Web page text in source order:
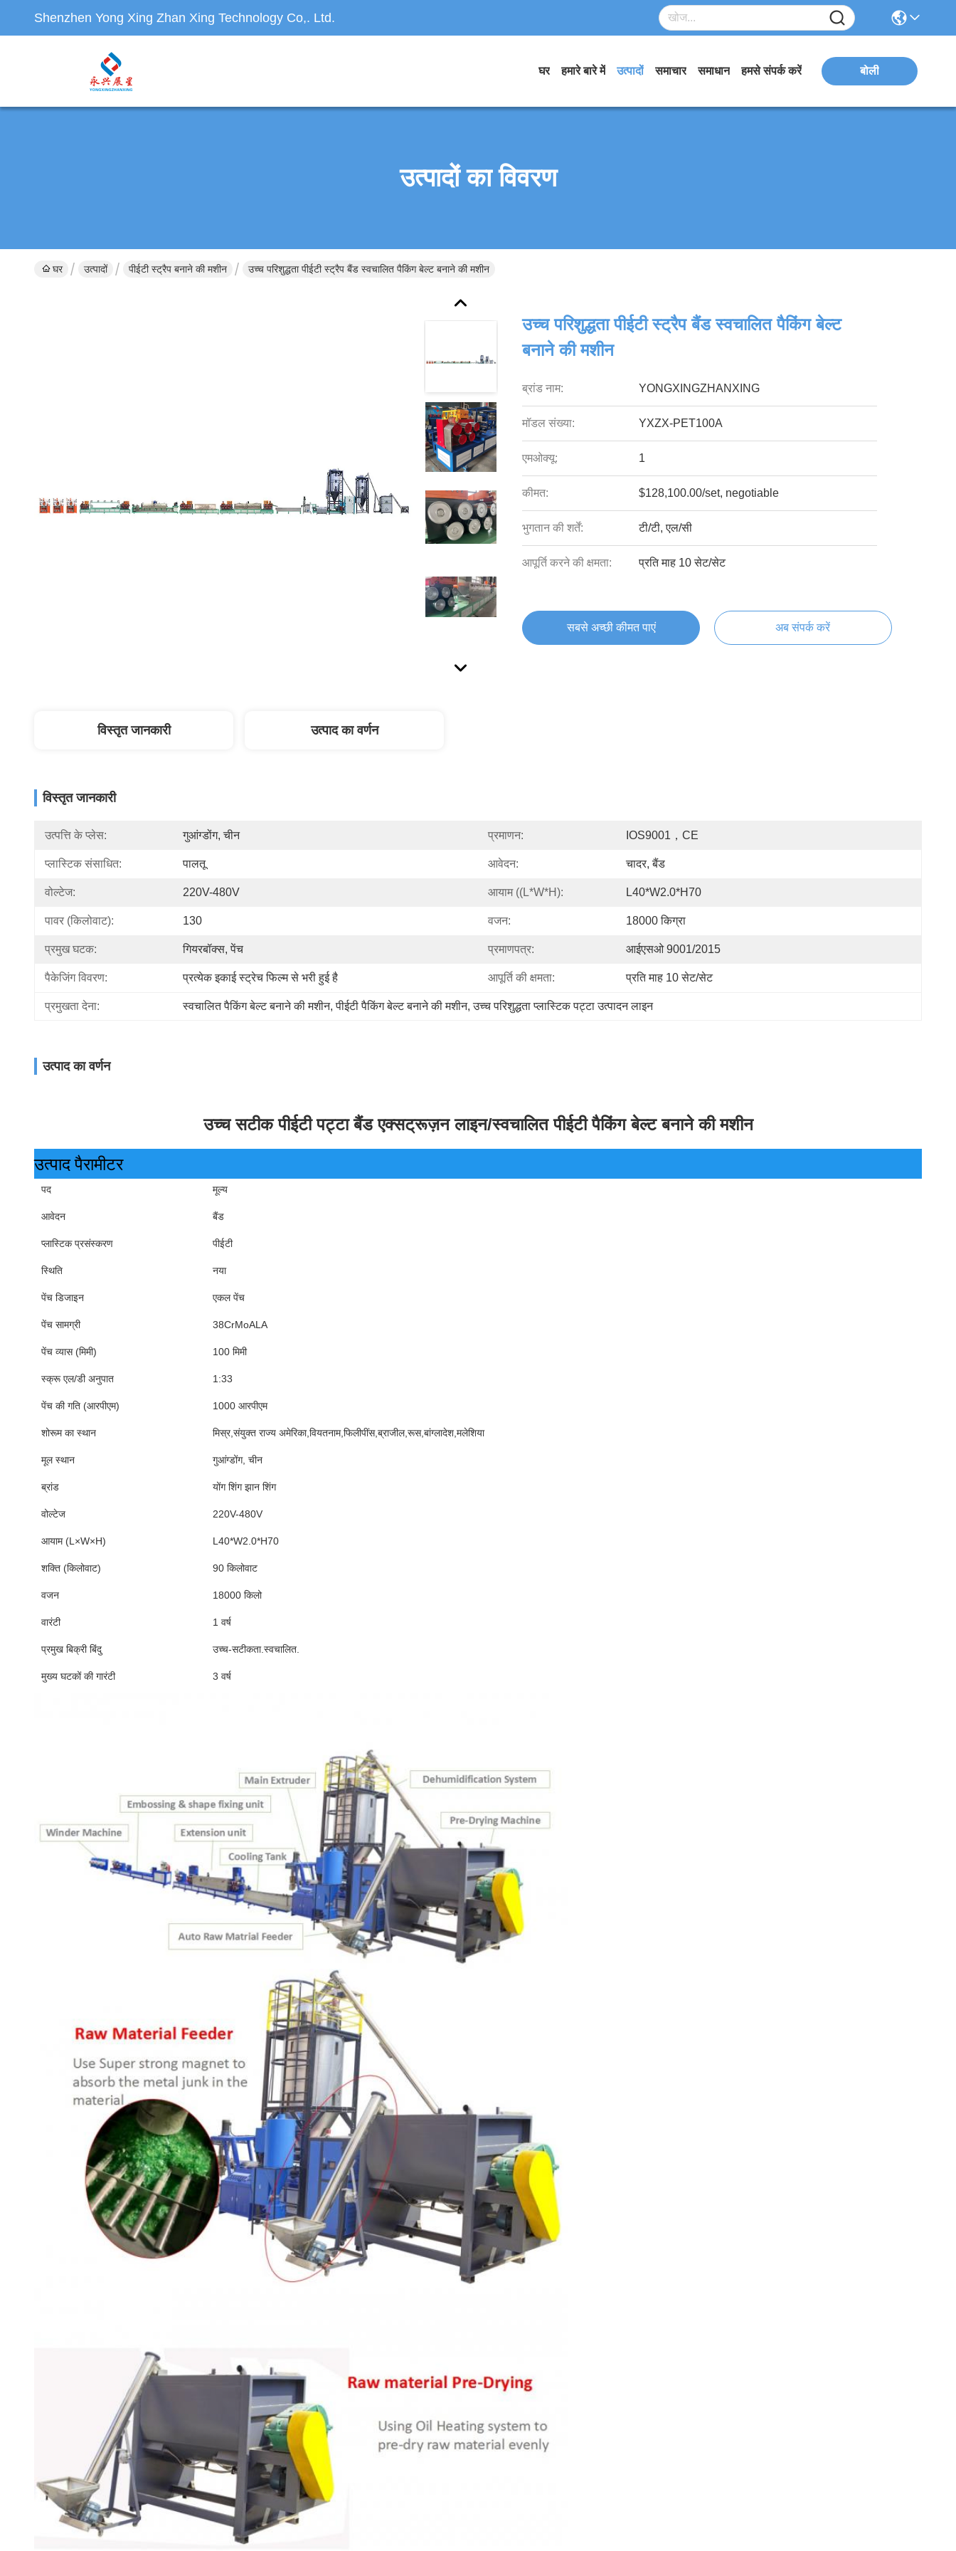
Shenzhen Yong Xing Zhan Xing Technology Co,. Ltd.
घर हमारे बारे में उत्पादों समाचार समाधान हमसे संपर्क करें बोली
उत्पादों का विवरण
घर उत्पादों पीईटी स्ट्रैप बनाने की मशीन उच्च परिशुद्धता पीईटी स्ट्रैप बैंड स्वचालित पैकिंग बेल्ट बनाने की मशीन
उच्च परिशुद्धता पीईटी स्ट्रैप बैंड स्वचालित पैकिंग बेल्ट
बनाने की मशीन
ब्रांड नाम: YONGXINGZHANXING
मॉडल संख्या: YXZX-PET100A
एमओक्यू: 1
कीमत: $128,100.00/set, negotiable
भुगतान की शर्तें: टी/टी, एल/सी
आपूर्ति करने की क्षमता: प्रति माह 10 सेट/सेट
सबसे अच्छी कीमत पाएं अब संपर्क करें
विस्तृत जानकारी उत्पाद का वर्णन
विस्तृत जानकारी
उत्पत्ति के प्लेस: गुआंग्डोंग, चीन प्रमाणन: IOS9001，CE
प्लास्टिक संसाधित: पालतू आवेदन: चादर, बैंड
वोल्टेज: 220V-480V आयाम ((L*W*H): L40*W2.0*H70
पावर (किलोवाट): 130 वजन: 18000 किग्रा
प्रमुख घटक: गियरबॉक्स, पेंच प्रमाणपत्र: आईएसओ 9001/2015
पैकेजिंग विवरण: प्रत्येक इकाई स्ट्रेच फिल्म से भरी हुई है आपूर्ति की क्षमता: प्रति माह 10 सेट/सेट
प्रमुखता देना: स्वचालित पैकिंग बेल्ट बनाने की मशीन, पीईटी पैकिंग बेल्ट बनाने की मशीन, उच्च परिशुद्धता प्लास्टिक पट्टा उत्पादन लाइन
उत्पाद का वर्णन
उच्च सटीक पीईटी पट्टा बैंड एक्सट्रूज़न लाइन/स्वचालित पीईटी पैकिंग बेल्ट बनाने की मशीन
उत्पाद पैरामीटर
पद मूल्य
आवेदन बैंड
प्लास्टिक प्रसंस्करण पीईटी
स्थिति नया
पेंच डिजाइन एकल पेंच
पेंच सामग्री 38CrMoALA
पेंच व्यास (मिमी) 100 मिमी
स्क्रू एल/डी अनुपात 1:33
पेंच की गति (आरपीएम) 1000 आरपीएम
शोरूम का स्थान मिस्र,संयुक्त राज्य अमेरिका,वियतनाम,फिलीपींस,ब्राजील,रूस,बांग्लादेश,मलेशिया
मूल स्थान गुआंग्डोंग, चीन
ब्रांड योंग शिंग झान शिंग
वोल्टेज 220V-480V
आयाम (L×W×H) L40*W2.0*H70
शक्ति (किलोवाट) 90 किलोवाट
वजन 18000 किलो
वारंटी 1 वर्ष
प्रमुख बिक्री बिंदु उच्च-सटीकता.स्वचालित.
मुख्य घटकों की गारंटी 3 वर्ष